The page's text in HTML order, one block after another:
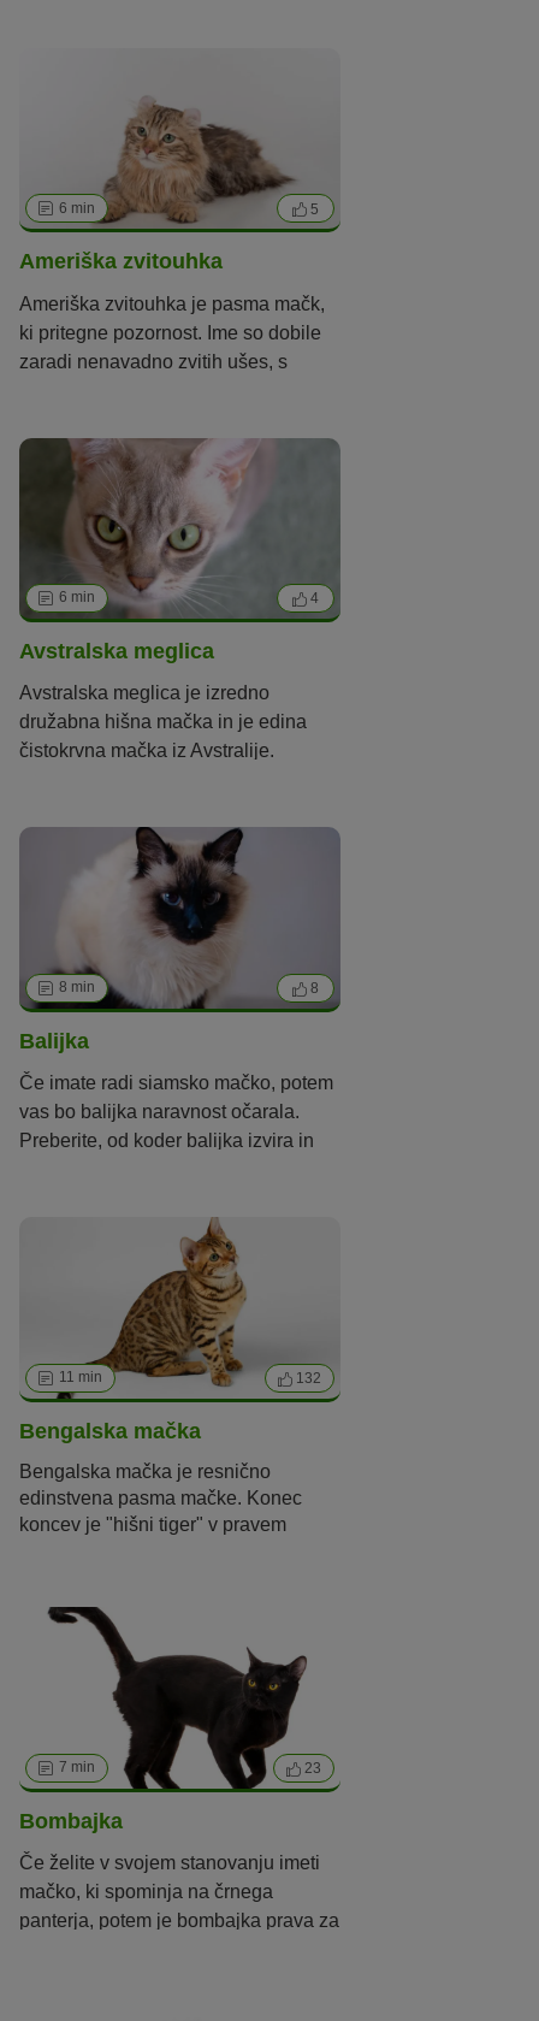
6 min 5
Ameriška zvitouhka
Ameriška zvitouhka je pasma mačk,
ki pritegne pozornost. Ime so dobile
zaradi nenavadno zvitih ušes, s
vseh ameriških zvitouhk.
6 min 4
Avstralska meglica
Avstralska meglica je izredno
družabna hišna mačka in je edina
čistokrvna mačka iz Avstralije.
8 min 8
Balijka
Če imate radi siamsko mačko, potem
vas bo balijka naravnost očarala.
Preberite, od koder balijka izvira in
11 min 132
Bengalska mačka
Bengalska mačka je resnično
edinstvena pasma mačke. Konec
koncev je "hišni tiger" v pravem
Divje mačke-hibridi, kot sta
bengalska mačka ali savannah, so
novost v svetu vzrediteljev! Kaj naredi
mačko-hibridno - in kaj morate
upoštevati, če v dnevni sobi srečate
divjo mačko? V našem portretu
pasme boste našli odgovore.
7 min 23
Bombajka
Če želite v svojem stanovanju imeti
mačko, ki spominja na črnega
panterja, potem je bombajka prava za